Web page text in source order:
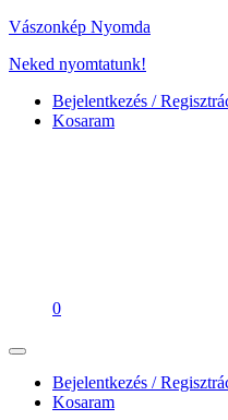
Vászonkép Nyomda
Neked nyomtatunk!
Bejelentkezés /
Kosaram
0
Bejelentkezés /
Kosaram